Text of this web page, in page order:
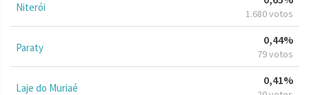
Niterói 1.680 votos
Paraty
0,44%
79 votos
Laje do Muriaé
0,41%